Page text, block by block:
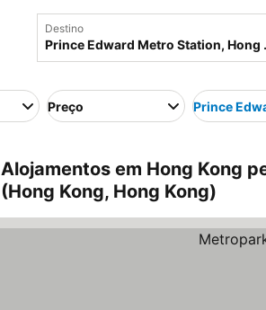
Destino
Preço Prince
Alojamentos em Hong Kong
(Hong Kong, Hong Kong)